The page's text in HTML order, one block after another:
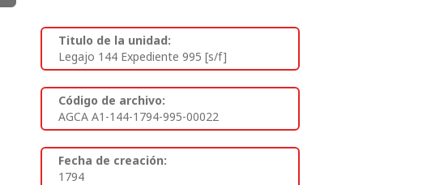
Titulo de la unidad:
Legajo 144 Expediente 995 [s/f]
Código de archivo:
AGCA A1-144-1794-995-00022
Fecha de creación:
1794